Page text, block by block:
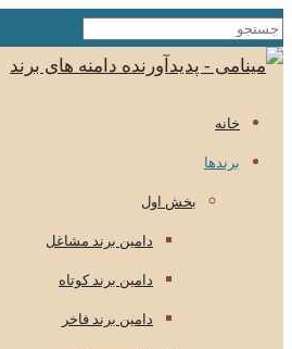
خانه
برندها
بخش اول
دامین برند مشاغل
دامین برند کوتاه
دامین برند فاخر